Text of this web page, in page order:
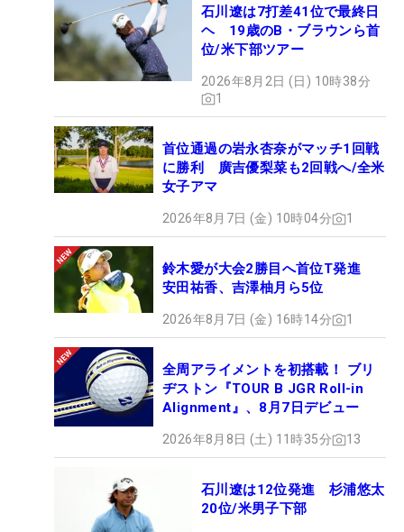
石川遼は7打差41位で最終日
ヘ 19歳のB・ブラウンら首
位/米下部ツアー
2026年8月2日 (日) 10時38分
1
首位通過の岩永杏奈がマッチ1回戦
に勝利 廣吉優梨菜も2回戦へ/全米
女子アマ
2026年8月7日 (金) 10時04分 1
鈴木愛が大会2勝目へ首位T発進
安田祐香、吉澤柚月ら5位
2026年8月7日 (金) 16時14分 1
全周アライメントを初搭載！ ブリ
ヂストン『TOUR B JGR Roll-in
Alignment』、8月7日デビュー
2026年8月8日 (土) 11時35分 13
石川遼は12位発進 杉浦悠太
20位/米男子下部